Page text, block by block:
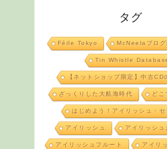
タグ
Féile Tokyo McNeelaブログ
Tin Whistle
【ネットショップ限定】中古CD
ざっくりした大航海時代 どこ
はじめよう！アイリッシュ・セ
アイリッシュ アイリッシュ
アイリッシュフルート アイリ